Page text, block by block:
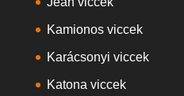
Kamionos viccek
Karácsonyi viccek
Katona viccek